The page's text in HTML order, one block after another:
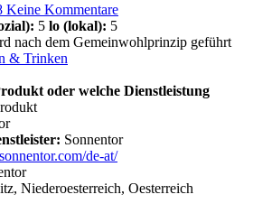
Keine Kommentare
5 lo (lokal): 5
nach dem Gemeinwohlprinzip geführt
& Trinken
oder welche Dienstleistung
Sonnentor
de-at/
Niederoesterreich, Oesterreich